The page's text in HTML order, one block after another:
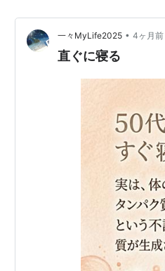
一々MyLife2025 • 4ヶ月前
直ぐに寝る